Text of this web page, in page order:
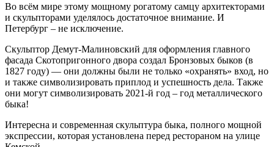
Во всём мире этому мощному рогатому самцу архитекторами
и скульпторами уделялось достаточное внимание. И
Петербург – не исключение.
Скульптор Демут-Малиновский для оформления главного
фасада Скотопригонного двора создал Бронзовых быков (в
1827 году) — они должны были не только «охранять» вход, но
и также символизировать приплод и успешность дела. Также
они могут символизировать 2021-й год – год металлического
быка!
Интересна и современная скульптура быка, полного мощной
экспрессии, которая установлена перед рестораном на улице